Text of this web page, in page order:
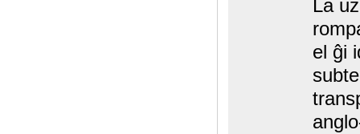
La
el ĝi